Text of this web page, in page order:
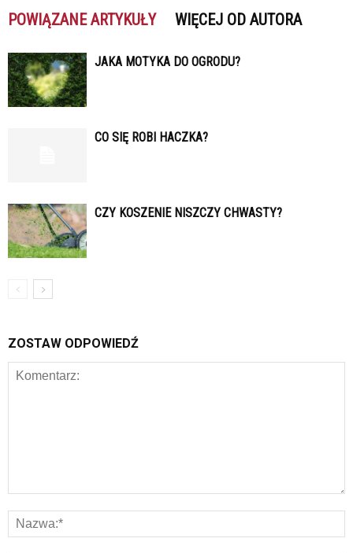
POWIĄZANE ARTYKUŁY WIĘCEJ OD AUTORA
JAKA MOTYKA DO OGRODU?
CO SIĘ ROBI HACZKA?
CZY KOSZENIE NISZCZY CHWASTY?
ZOSTAW ODPOWIEDŹ